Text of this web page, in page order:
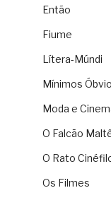
Então
Fiume
Lítera-Múndi
Mínimos
Moda e
O Falcão
O Rato
Os Filmes